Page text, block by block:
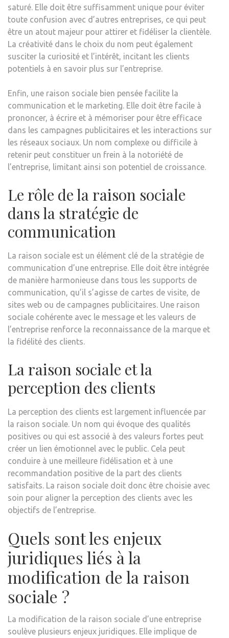
saturé. Elle doit être suffisamment unique pour éviter
toute confusion avec d’autres entreprises, ce qui peut
être un atout majeur pour attirer et fidéliser la clientèle.
La créativité dans le choix du nom peut également
susciter la curiosité et l’intérêt, incitant les clients
potentiels à en savoir plus sur l’entreprise.
Enfin, une raison sociale bien pensée facilite la
communication et le marketing. Elle doit être facile à
prononcer, à écrire et à mémoriser pour être efficace
dans les campagnes publicitaires et les interactions sur
les réseaux sociaux. Un nom complexe ou difficile à
retenir peut constituer un frein à la notoriété de
l’entreprise, limitant ainsi son potentiel de croissance.
Le rôle de la raison sociale
dans la stratégie de
communication
La raison sociale est un élément clé de la stratégie de
communication d’une entreprise. Elle doit être intégrée
de manière harmonieuse dans tous les supports de
communication, qu’il s’agisse de cartes de visite, de
sites web ou de campagnes publicitaires. Une raison
sociale cohérente avec le message et les valeurs de
l’entreprise renforce la reconnaissance de la marque et
la fidélité des clients.
La raison sociale et la
perception des clients
La perception des clients est largement influencée par
la raison sociale. Un nom qui évoque des qualités
positives ou qui est associé à des valeurs fortes peut
créer un lien émotionnel avec le public. Cela peut
conduire à une meilleure fidélisation et à une
recommandation positive de la part des clients
satisfaits. La raison sociale doit donc être choisie avec
soin pour aligner la perception des clients avec les
objectifs de l’entreprise.
Quels sont les enjeux
juridiques liés à la
modification de la raison
sociale ?
La modification de la raison sociale d’une entreprise
soulève plusieurs enjeux juridiques. Elle implique de